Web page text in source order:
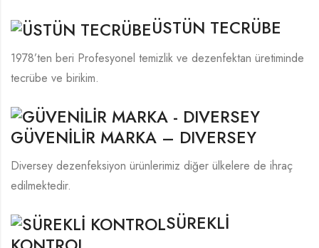
ÜSTÜN TECRÜBE
1978’ten beri Profesyonel temizlik ve dezenfektan üretiminde
tecrübe ve birikim.
GÜVENİLİR MARKA – DIVERSEY
Diversey dezenfeksiyon ürünlerimiz diğer ülkelere de ihraç
edilmektedir.
SÜREKLİ